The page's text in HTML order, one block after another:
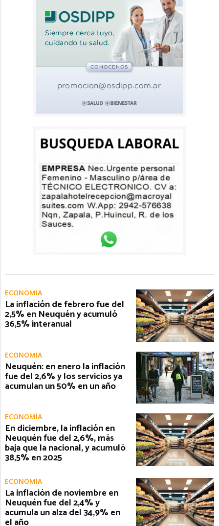
ECONOMÍA
La inflación de febrero fue del
2,5% en Neuquén y acumuló
36,5% interanual
ECONOMÍA
Neuquén: en enero la inflación
fue del 2,6% y los servicios ya
acumulan un 50% en un año
ECONOMÍA
En diciembre, la inflación en
Neuquén fue del 2,6%, más
baja que la nacional, y acumuló
38,5% en 2025
ECONOMÍA
La inflación de noviembre en
Neuquén fue del 2,4% y
acumula un alza del 34,9% en
el año